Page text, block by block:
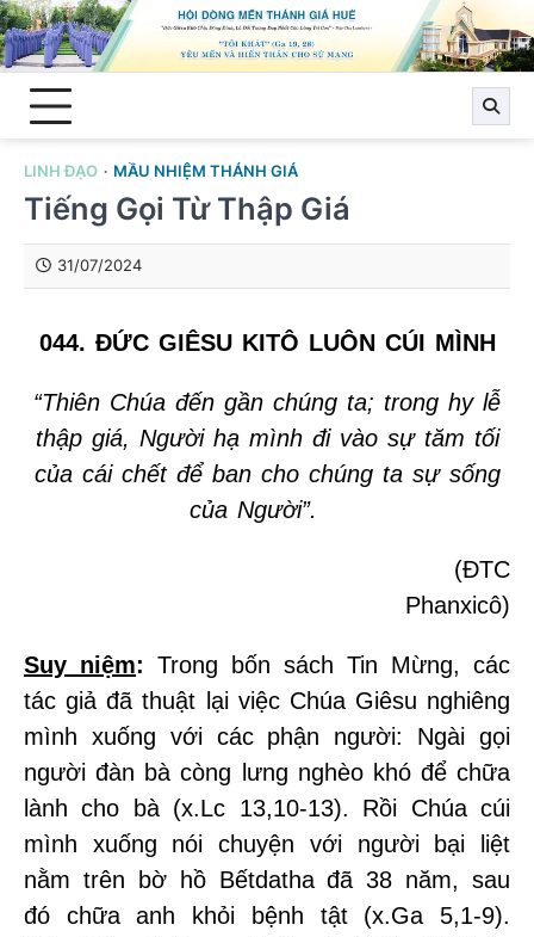
Skip
to
content
LINH ĐẠO MẦU NHIỆM THÁNH GIÁ
Tiếng Gọi Từ Thập Giá
31/07/2024
044. ĐỨC GIÊSU KITÔ LUÔN CÚI MÌNH
“Thiên Chúa đến gần chúng ta; trong hy lễ
thập giá, Người hạ mình đi vào sự tăm tối
của cái chết để ban cho chúng ta sự sống
của Người”.
(ĐTC
Phanxicô)
Suy niệm: Trong bốn sách Tin Mừng, các
tác giả đã thuật lại việc Chúa Giêsu nghiêng
mình xuống với các phận người: Ngài gọi
người đàn bà còng lưng nghèo khó để chữa
lành cho bà (x.Lc 13,10-13). Rồi Chúa cúi
mình xuống nói chuyện với người bại liệt
nằm trên bờ hồ Bếtdatha đã 38 năm, sau
đó chữa anh khỏi bệnh tật (x.Ga 5,1-9).